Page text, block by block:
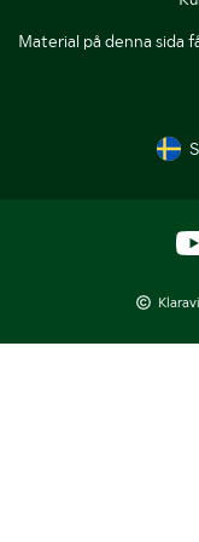
Material på denna sida